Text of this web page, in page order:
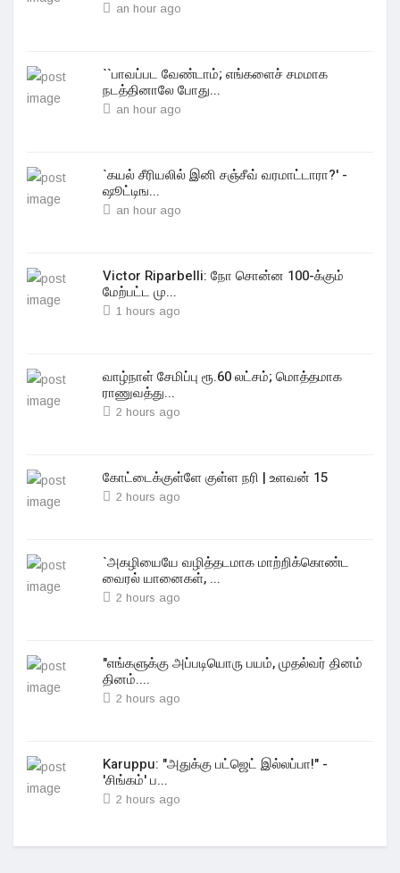
an hour ago
``பாவப்பட வேண்டாம்; எங்களைச் சமமாக
நடத்தினாலே போது...
an hour ago
`கயல் சீரியலில் இனி சஞ்சீவ் வரமாட்டாரா?' -
ஷூட்டிங...
an hour ago
Victor Riparbelli: நோ சொன்ன 100-க்கும்
மேற்பட்ட மு...
1 hours ago
வாழ்நாள் சேமிப்பு ரூ.60 லட்சம்; மொத்தமாக
ராணுவத்து...
2 hours ago
கோட்டைக்குள்ளே குள்ள நரி | உளவன் 15
2 hours ago
`அகழியையே வழித்தடமாக மாற்றிக்கொண்ட
வைரல் யானைகள், ...
2 hours ago
"எங்களுக்கு அப்படியொரு பயம், முதல்வர் தினம்
தினம்....
2 hours ago
Karuppu: "அதுக்கு பட்ஜெட் இல்லப்பா!" -
'சிங்கம்' ப...
2 hours ago